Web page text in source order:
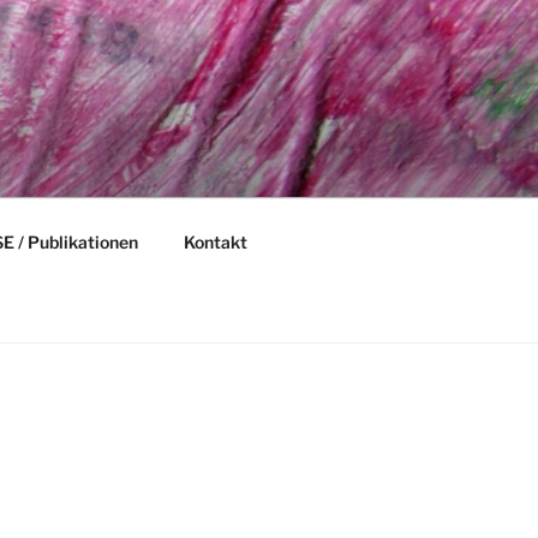
/ Publikationen Kontakt